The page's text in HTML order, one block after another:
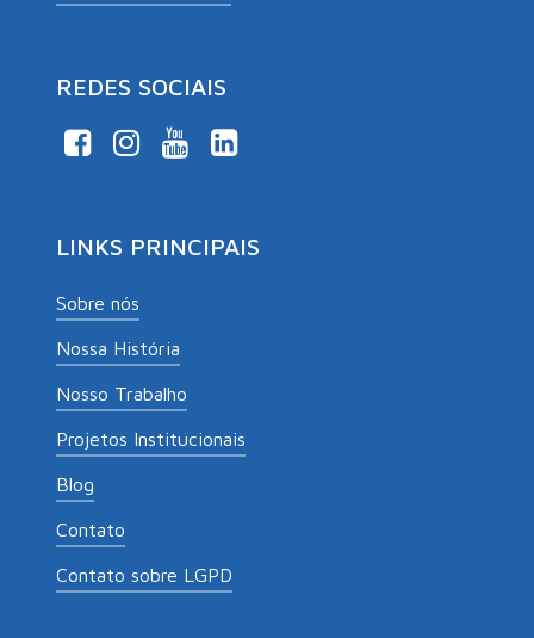
REDES SOCIAIS
LINKS PRINCIPAIS
Sobre nós
Nossa História
Nosso Trabalho
Projetos Institucionais
Blog
Contato
Contato sobre LGPD